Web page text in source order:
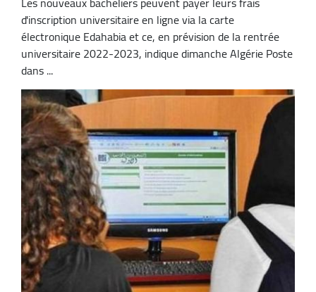
d'inscription universitaire en ligne via la carte
électronique Edahabia et ce, en prévision de la rentrée
universitaire 2022-2023, indique dimanche Algérie Poste
dans ...